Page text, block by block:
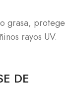
grasa, protege
rayos UV.
DE